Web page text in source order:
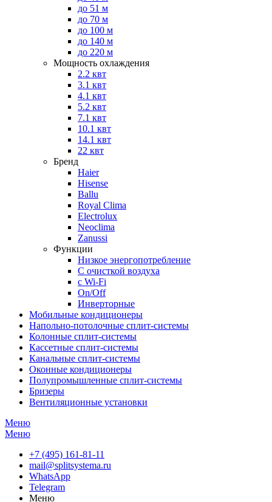
до 51 м
до 70 м
до 100 м
до 140 м
до 220 м
Мощность охлаждения
2.2 квт
3.1 квт
4.1 квт
5.2 квт
7.1 квт
10.1 квт
14.1 квт
22 квт
Бренд
Haier
Hisense
Ballu
Royal Clima
Electrolux
Neoclima
Zanussi
Функции
Низкое энергопотребление
С очисткой воздуха
с Wi-Fi
On/Off
Инверторные
Мобильные кондиционеры
Напольно-потолоч​ные ​сплит-системы
Колонные ​​сплит-системы
Кассетные сплит-системы
Канальные сплит-системы
Оконные кондиционеры
Полупромышленные сплит-системы
Бризеры
Вентиляционные установки
Меню
Меню
+7 (495) 161-81-11
mail@splitsystema.ru
WhatsApp
Telegram
Меню